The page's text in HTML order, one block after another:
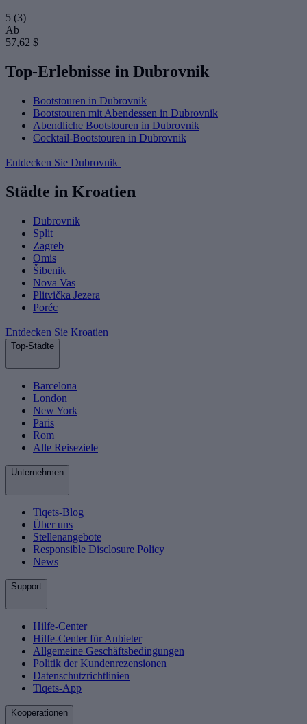
5 (3)
Ab
57,62 $
Top-Erlebnisse in Dubrovnik
Bootstouren in Dubrovnik
Bootstouren mit Abendessen in Dubrovnik
Abendliche Bootstouren in Dubrovnik
Cocktail-Bootstouren in Dubrovnik
Entdecken Sie Dubrovnik
Städte in Kroatien
Dubrovnik
Split
Zagreb
Omis
Šibenik
Nova Vas
Plitvička Jezera
Poréc
Entdecken Sie Kroatien
Top-Städte
Barcelona
London
New York
Paris
Rom
Alle Reiseziele
Unternehmen
Tiqets-Blog
Über uns
Stellenangebote
Responsible Disclosure Policy
News
Support
Hilfe-Center
Hilfe-Center für Anbieter
Allgemeine Geschäftsbedingungen
Politik der Kundenrezensionen
Datenschutzrichtlinien
Tiqets-App
Kooperationen